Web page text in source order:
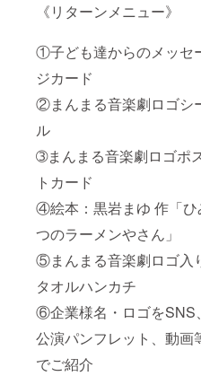
《リターンメニュー》
①子ども達からのメッセ
ジカード
②まんまる音楽劇ロゴシ
ル
➂まんまる音楽劇ロゴポ
トカード
④絵本：黒岩まゆ 作「ひ
つのラーメンやさん」
⑤まんまる音楽劇ロゴ入
タオルハンカチ
⑥企業様名・ロゴをSNS、
公演パンフレット、動画
でご紹介